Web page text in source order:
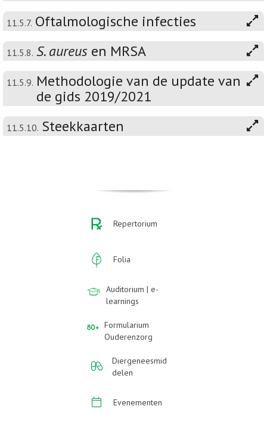
11.5.7. Oftalmologische infecties
11.5.8. S. aureus en MRSA
11.5.9. Methodologie van de update van
de gids 2019/2021
11.5.10. Steekkaarten
Repertorium
Folia
Auditorium | e-
learnings
Formularium
Ouderenzorg
Diergeneesmid
delen
Evenementen